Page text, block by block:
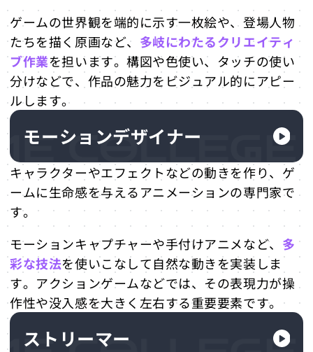
ゲームの世界観を端的に示す一枚絵や、登場人物
たちを描く原画など、 多岐にわたるクリエイティ
ブ作業を担います。構図や色使い、タッチの使い
分けなどで、作品の魅力をビジュアル的にアピー
ルします。
モーションデザイナー
キャラクターやエフェクトなどの動きを作り、ゲ
ームに生命感を与えるアニメーションの専門家で
す。
モーションキャプチャーや手付けアニメなど、 多
彩な技法を使いこなして自然な動きを実装しま
す。アクションゲームなどでは、その表現力が操
作性や没入感を大きく左右する重要要素です。
ストリーマー